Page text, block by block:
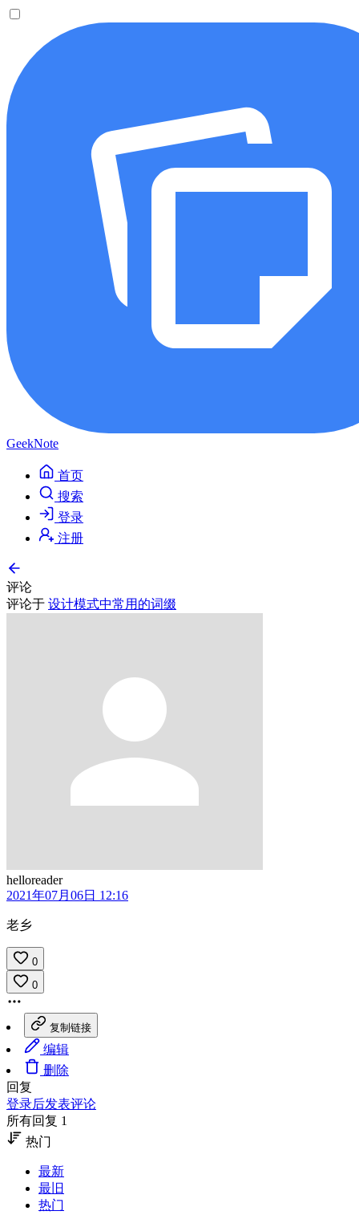
GeekNote
首页
搜索
登录
注册
评论
评论于 设计模式中常用的词缀
helloreader
2021年07月06日 12:16
老乡
0
0
复制链接
编辑
删除
回复
登录后发表评论
所有回复 1
热门
最新
最旧
热门